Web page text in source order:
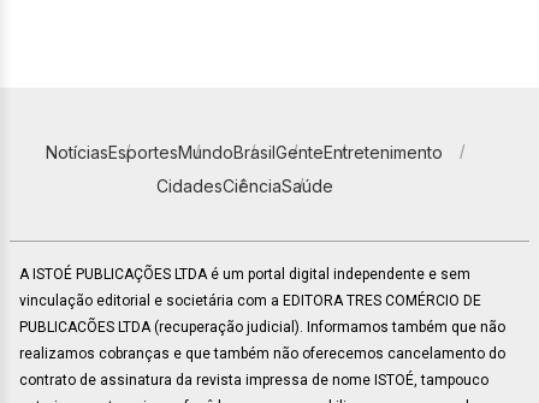
NotíciasEsportesMundoBrasilGenteEntretenimento
CidadesCiênciaSaúde
A ISTOÉ PUBLICAÇÕES LTDA é um portal digital independente e sem
vinculação editorial e societária com a EDITORA TRES COMÉRCIO DE
PUBLICACÕES LTDA (recuperação judicial). Informamos também que não
realizamos cobranças e que também não oferecemos cancelamento do
contrato de assinatura da revista impressa de nome ISTOÉ, tampouco